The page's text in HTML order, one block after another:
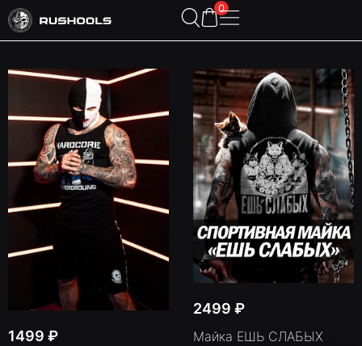
0
1499 ₽
2499 ₽
Майка ЕШЬ СЛАБЫХ